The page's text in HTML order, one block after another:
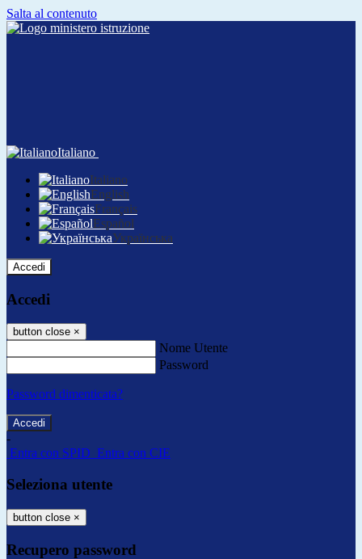
Salta al contenuto
Italiano
Italiano
English
Français
Español
Українська
Accedi
Accedi
button close ×
Nome Utente
Password
Password dimenticata?
-
Entra con SPID Entra con CIE
Seleziona utente
button close ×
Recupero password